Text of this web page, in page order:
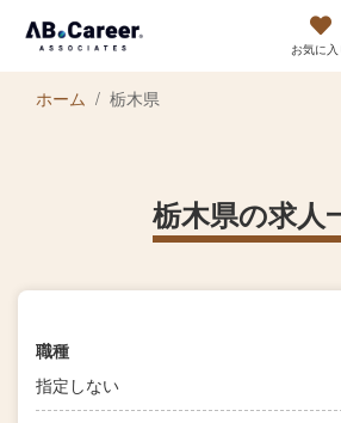
お気に入
ホーム 栃木県
栃木県の求人
職種
指定しない